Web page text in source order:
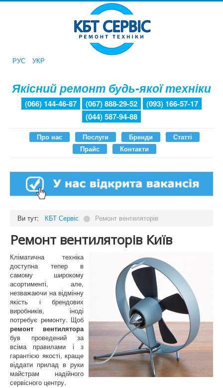
РУС УКР
Якісний ремонт будь-якої техніки
(066) 144-46-87 (067) 888-29-52
(093) 166-57-17
(044) 587-94-88
Про нас Послуги Бренди
Статті
Прайс
Контакти
Ви тут: КБТ Сервіс ⬤ Ремонт вентиляторів
Ремонт вентиляторів Київ
Кліматична техніка
доступна тепер в
самому широкому
асортименті, але,
незважаючи на відмінну
якість і брендових
виробників, іноді
потребує ремонту. Щоб
ремонт вентилятора
був проведений за
всіма правилами і з
гарантією якості, краще
віддати прилад в руки
майстрам надійного
сервісного центру.